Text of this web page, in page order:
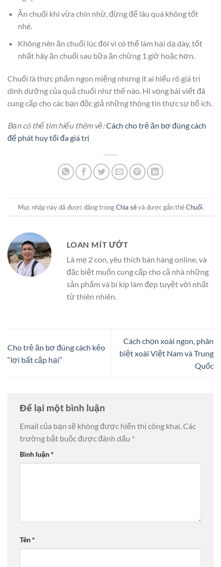
Ăn chuối khi vừa chín nhừ, đừng để lâu quá không tốt
nhé.
Không nên ăn chuối lúc đói vì có thể làm hại dạ dày, tốt
nhất hãy ăn chuối sau bữa ăn chừng 1 giờ hoặc hơn.
Chuối là thực phẩm ngon miệng nhưng ít ai hiểu rõ giá trị
dinh dưỡng của quả chuối như thế nào. Hi vọng bài viết đã
cung cấp cho các bạn độc giả những thông tin thực sự bổ ích.
Bạn có thể tìm hiểu thêm về:Cách cho trẻ ăn bơ đúng cách
để phát huy tối đa giá trị
Mục nhập này đã được đăng trongChia sẻvà được gắn thẻChuối.
LOAN MÍT ƯỚT
Là mẹ 2 con, yêu thích bán hàng online, và
đặc biệt muốn cung cấp cho cả nhà những
sản phẩm và bí kíp làm đẹp tuyệt vời nhất
từ thiên nhiên.
Cho trẻ ăn bơ đúng cách kẻo
“lợi bất cập hại”
Cách chọn xoài ngon, phân
biệt xoài Việt Nam và Trung
Quốc
Để lại một bình luận
Email của bạn sẽ không được hiển thị công khai.Các
trường bắt buộc được đánh dấu *
Bình luận*
Tên*